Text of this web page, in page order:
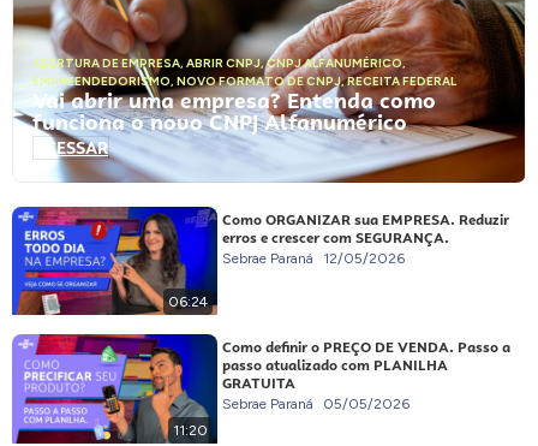
ABERTURA DE EMPRESA, ABRIR CNPJ,CNPJ ALFANUMÉRICO,
EMPREENDEDORISMO, NOVO FORMATO DE CNPJ,RECEITA FEDERAL
Vai abrir uma empresa? Entenda como
funciona o novo CNPJ Alfanumérico
ACESSAR
06:24
Como ORGANIZAR sua EMPRESA. Reduzir
erros e crescer com SEGURANÇA.
Sebrae Paraná 12/05/2026
11:20
Como definir o PREÇO DE VENDA. Passo a
passo atualizado com PLANILHA
GRATUITA
Sebrae Paraná 05/05/2026